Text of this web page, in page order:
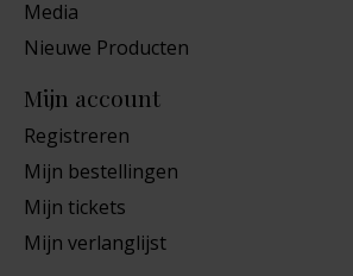
Media
Nieuwe Producten
Mijn account
Registreren
Mijn bestellingen
Mijn tickets
Mijn verlanglijst